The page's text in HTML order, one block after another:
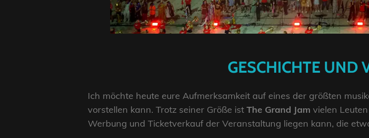
GESCHICHTE UND
Ich möchte heute eure Aufmerksamkeit auf eines der größten
vorstellen kann. Trotz seiner Größe ist The Grand Jam vielen
Werbung und Ticketverkauf der Veranstaltung liegen kann, die